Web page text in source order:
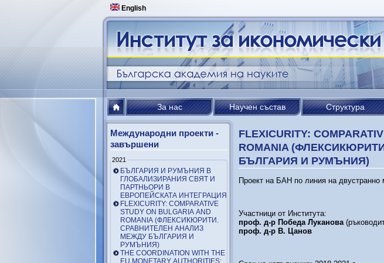
English
За нас Научен състав Структура
Международни проекти -
завършени
2021
БЪЛГАРИЯ И РУМЪНИЯ В
ГЛОБАЛИЗИРАНИЯ СВЯТ И
ПАРТНЬОРИ В
ЕВРОПЕЙСКАТА ИНТЕГРАЦИЯ
FLEXICURITY: COMPARATIVE
STUDY ON BULGARIA AND
ROMANIA (ФЛЕКСИКЮРИТИ.
СРАВНИТЕЛЕН АНАЛИЗ
МЕЖДУ БЪЛГАРИЯ И
РУМЪНИЯ)
THE COORDINATION WITH THE
EU MONETARY AUTHORITIES:
FLEXICURITY:
ROMANIA
БЪЛГАРИЯ И РУМЪНИЯ)
Проект на БАН по линия на
Участници от Института:
проф. д-р Победа Луканова
проф. д-р В. Цанов